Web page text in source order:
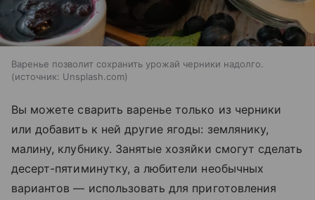
Варенье позволит сохранить урожай черники надолго.
источник: Unsplash.com
Вы можете сварить варенье только из черники
или добавить к ней другие ягоды: землянику,
малину, клубнику. Занятые хозяйки смогут сделать
десерт-пятиминутку, а любители необычных
вариантов — использовать для приготовления